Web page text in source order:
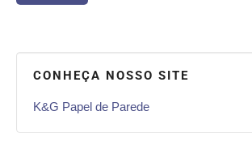
CONHEÇA NOSSO SITE
K&G Papel de Parede